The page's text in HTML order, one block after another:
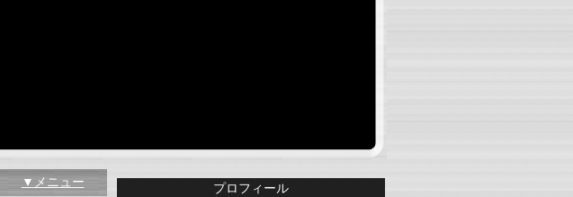
▼メニュー プロフィール